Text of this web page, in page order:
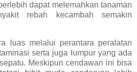
dapat melemahkan tanaman
rebah kecambah semakin
luas melalui perantara peralatan
serta juga lumpur yang ada
Meskipun cendawan ini bisa